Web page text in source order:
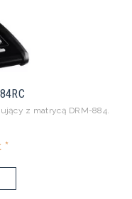
z matrycą DRM-884.
*